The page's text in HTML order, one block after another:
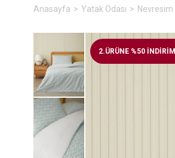
Anasayfa Yatak Odası Nevresim
2.ÜRÜNE %50 İNDİRİM